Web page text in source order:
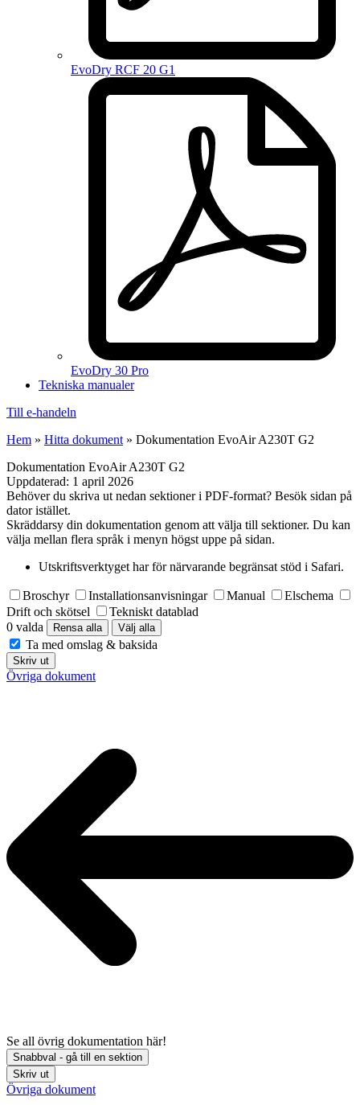
EvoDry RCF 20 G1
EvoDry 30 Pro
Tekniska manualer
Till e-handeln
Hem » Hitta dokument » Dokumentation EvoAir A230T G2
Dokumentation EvoAir A230T G2
Uppdaterad: 1 april 2026
Behöver du skriva ut nedan sektioner i PDF-format? Besök sidan på
dator istället.
Skräddarsy din dokumentation genom att välja till sektioner. Du kan
välja mellan flera språk i menyn högst uppe på sidan.
Utskriftsverktyget har för närvarande begränsat stöd i Safari.
Broschyr Installationsanvisningar Manual
Elschema
Drift och skötsel
Tekniskt datablad
0 valda
Rensa alla Välj alla
Ta med omslag & baksida
Skriv ut
Övriga dokument
Se all övrig dokumentation här!
Snabbval - gå till en sektion
Skriv ut
Övriga dokument